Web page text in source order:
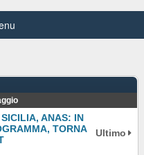
SICILIA, ANAS: IN
TORNA
Ultimo